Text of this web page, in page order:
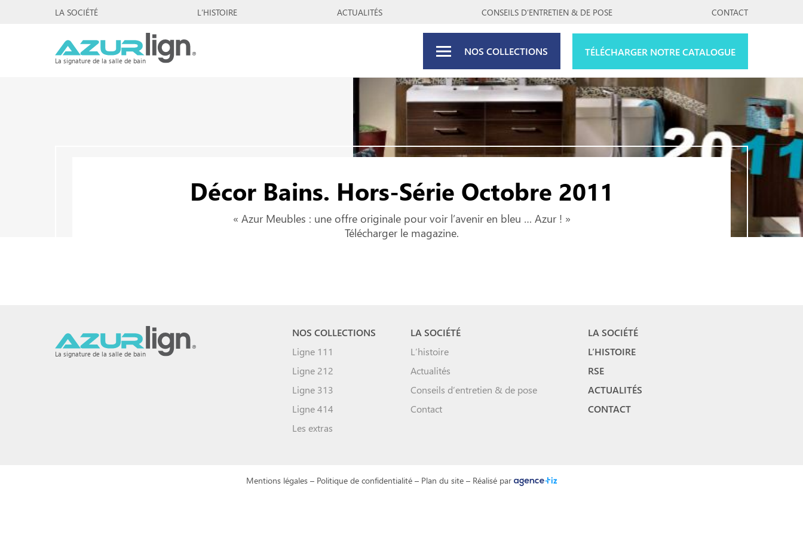
LA SOCIÉTÉ L’HISTOIRE ACTUALITÉS CONSEILS D’ENTRETIEN & DE POSE CONTACT
La signature de la salle de bain
NOS COLLECTIONS TÉLÉCHARGER NOTRE CATALOGUE
Décor Bains. Hors-Série Octobre 2011
« Azur Meubles : une offre originale pour voir l’avenir en bleu … Azur ! »
Télécharger le magazine.
La signature de la salle de bain
NOS COLLECTIONS
Ligne 111
Ligne 212
Ligne 313
Ligne 414
Les extras
LA SOCIÉTÉ
L’histoire
Actualités
Conseils d’entretien & de pose
Contact
LA SOCIÉTÉ
L’HISTOIRE
RSE
ACTUALITÉS
CONTACT
Mentions légales – Politique de confidentialité – Plan du site – Réalisé par